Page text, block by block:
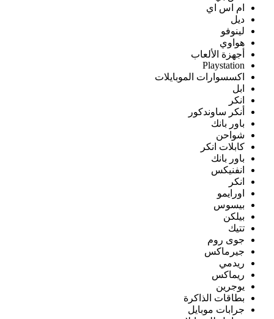
ام اس اي
ديل
لينوفو
هواوي
أجهزة الألعاب
Playstation
اكسسوارات الموبايلات
ابل
انكر
أنكر ساوندكور
باور بانك
شواحن
كابلات انكر
باور بانك
انفنيكس
انكر
اورايمو
بيسوس
بيلكن
تتيك
جوى روم
جيرماكس
ريدمي
ريماكس
يوجرين
بطاقات الذاكرة
جرابات موبايل